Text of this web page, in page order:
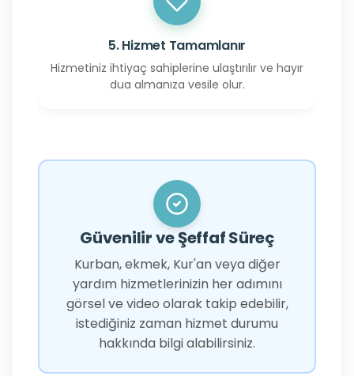
5. Hizmet Tamamlanır
Hizmetiniz ihtiyaç sahiplerine ulaştırılır ve hayır
dua almanıza vesile olur.
Güvenilir ve Şeffaf Süreç
Kurban, ekmek, Kur'an veya diğer
yardım hizmetlerinizin her adımını
görsel ve video olarak takip edebilir,
istediğiniz zaman hizmet durumu
hakkında bilgi alabilirsiniz.